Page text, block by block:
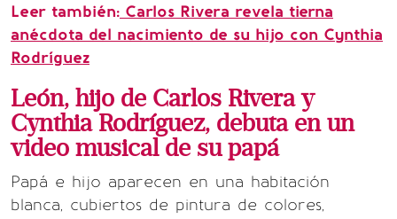
Leer también: Carlos Rivera revela tierna
anécdota del nacimiento de su hijo con Cynthia
Rodríguez
León, hijo de Carlos Rivera y
Cynthia Rodríguez, debuta en un
video musical de su papá
Papá e hijo aparecen en una habitación
blanca, cubiertos de pintura de colores,